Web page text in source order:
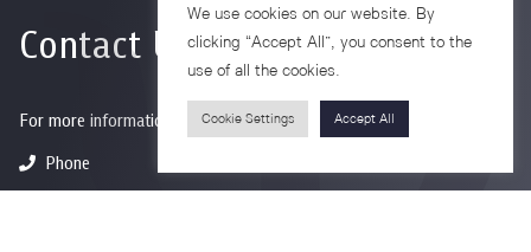
Contact Us
For more information please contact
Phone
We use cookies on our website. By
clicking “Accept All”, you consent to the
use of all the cookies.
Cookie Settings Accept All